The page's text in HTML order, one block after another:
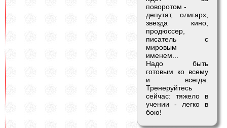
поворотом -
депутат, олигарх,
звезда кино,
продюссер,
писатель с
мировым
именем...
Надо быть
готовым ко всему
и всегда.
Тренеруйтесь
сейчас: тяжело в
учении - легко в
бою!